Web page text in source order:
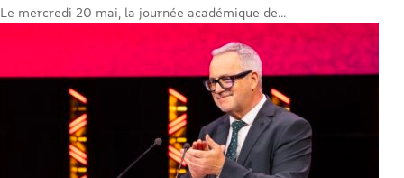
Le mercredi 20 mai, la journée académique de...